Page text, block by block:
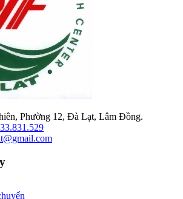
Phường 12, Đà Lạt, Lâm Đồng.